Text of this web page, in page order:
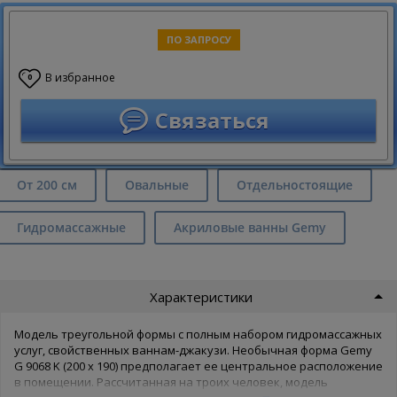
ПО ЗАПРОСУ
0 В избранное
Связаться
От 200 см Овальные Отдельностоящие
Гидромассажные Акриловые ванны Gemy
Характеристики
Модель треугольной формы с полным набором гидромассажных
услуг, свойственных ваннам-джакузи. Необычная форма Gemy
G 9068 K (200 х 190) предполагает ее центральное расположение
в помещении. Рассчитанная на троих человек, модель